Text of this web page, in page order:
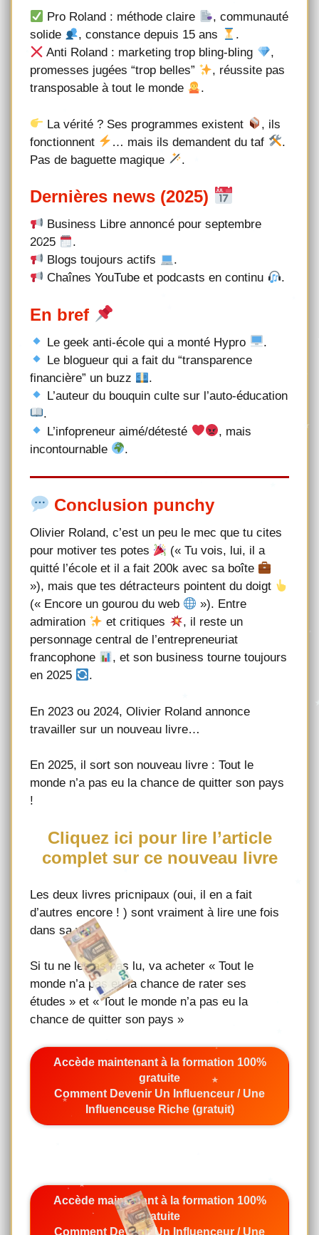
Pro Roland : méthode claire
, communauté
solide
, constance depuis 15 ans
.
Anti Roland : marketing trop bling-bling
,
promesses jugées “trop belles”
, réussite pas
transposable à tout le monde
.
La vérité ? Ses programmes existent
, ils
fonctionnent
… mais ils demandent du taf
.
Pas de baguette magique
.
Dernières news (2025)
Business Libre annoncé pour septembre
2025
.
Blogs toujours actifs
.
Chaînes YouTube et podcasts en continu
.
En bref
Le geek anti-école qui a monté Hypro
.
Le blogueur qui a fait du “transparence
financière” un buzz
.
L’auteur du bouquin culte sur l’auto-éducation
.
L’infopreneur aimé/détesté
, mais
incontournable
.
Conclusion punchy
Olivier Roland, c’est un peu le mec que tu cites
pour motiver tes potes
(« Tu vois, lui, il a
quitté l’école et il a fait 200k avec sa boîte
»), mais que tes détracteurs pointent du doigt
(« Encore un gourou du web
»). Entre
admiration
et critiques
, il reste un
personnage central de l’entrepreneuriat
francophone
, et son business tourne toujours
en 2025
.
En 2023 ou 2024, Olivier Roland annonce
travailler sur un nouveau livre…
En 2025, il sort son nouveau livre : Tout le
monde n’a pas eu la chance de quitter son pays
!
Cliquez ici pour lire l’article
complet sur ce nouveau livre
Les deux livres pricnipaux (oui, il en a fait
d’autres encore ! ) sont vraiment à lire une fois
dans sa vie :
Si tu ne les as pas lu, va acheter « Tout le
monde n’a pas eu la chance de rater ses
études » et « Tout le monde n’a pas eu la
chance de quitter son pays »
Accède maintenant à la formation 100%
gratuite
Comment Devenir Un Influenceur / Une
Influenceuse Riche (gratuit)
Accède maintenant à la formation 100%
gratuite
Comment Devenir Un Influenceur / Une